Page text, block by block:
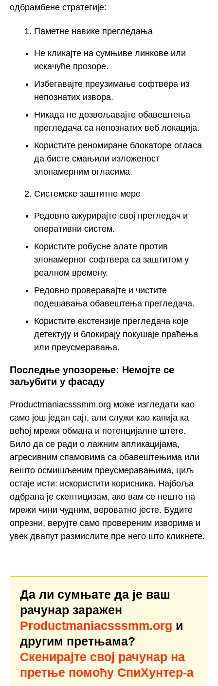
одбрамбене стратегије:
Паметне навике прегледања
Не кликајте на сумњиве линкове или
искачуће прозоре.
Избегавајте преузимање софтвера из
непознатих извора.
Никада не дозвољавајте обавештења
прегледача са непознатих веб локација.
Користите реномиране блокаторе огласа
да бисте смањили изложеност
злонамерним огласима.
Системске заштитне мере
Редовно ажурирајте свој прегледач и
оперативни систем.
Користите робусне алате против
злонамерног софтвера са заштитом у
реалном времену.
Редовно проверавајте и чистите
подешавања обавештења прегледача.
Користите екстензије прегледача које
детектују и блокирају покушаје праћења
или преусмеравања.
Последње упозорење: Немојте се
заљубити у фасаду
Productmaniacsssmm.org може изгледати као
само још један сајт, али служи као капија ка
већој мрежи обмана и потенцијалне штете.
Било да се ради о лажним апликацијама,
агресивним спамовима са обавештењима или
вешто осмишљеним преусмеравањима, циљ
остаје исти: искористити корисника. Најбоља
одбрана је скептицизам, ако вам се нешто на
мрежи чини чудним, вероватно јесте. Будите
опрезни, верујте само провереним изворима и
увек двапут размислите пре него што кликнете.
Да ли сумњате да је ваш
рачунар заражен
Productmaniacsssmm.org и
другим претњама?
Скенирајте свој рачунар на
претње помоћу СпиХунтер-а